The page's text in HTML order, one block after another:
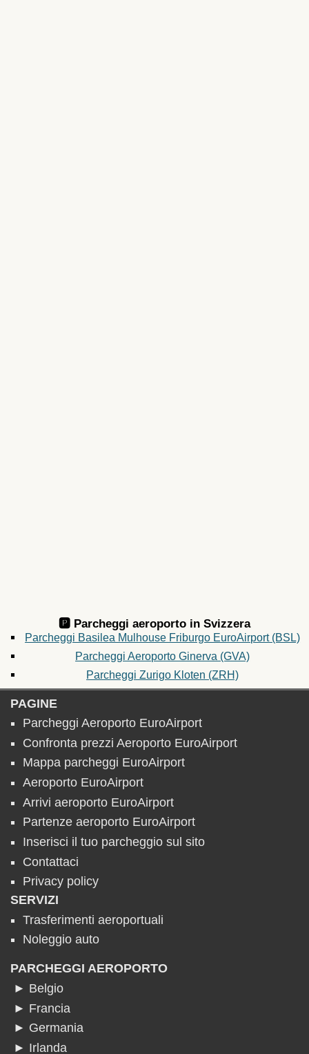
🅿️ Parcheggi aeroporto in Svizzera
Parcheggi Basilea Mulhouse Friburgo EuroAirport (BSL)
Parcheggi Aeroporto Ginerva (GVA)
Parcheggi Zurigo Kloten (ZRH)
PAGINE
Parcheggi Aeroporto EuroAirport
Confronta prezzi Aeroporto EuroAirport
Mappa parcheggi EuroAirport
Aeroporto EuroAirport
Arrivi aeroporto EuroAirport
Partenze aeroporto EuroAirport
Inserisci il tuo parcheggio sul sito
Contattaci
Privacy policy
SERVIZI
Trasferimenti aeroportuali
Noleggio auto
PARCHEGGI AEROPORTO
► Belgio
► Francia
► Germania
► Irlanda